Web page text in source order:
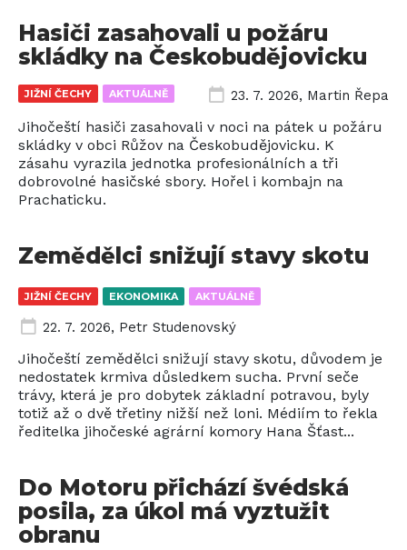
JIŽNÍ ČECHY AKTUÁLNĚ
Hasiči zasahovali u požáru
skládky na Českobudějovicku
23. 7. 2026, Martin Řepa
Jihočeští hasiči zasahovali v noci na pátek u požáru
skládky v obci Růžov na Českobudějovicku. K
zásahu vyrazila jednotka profesionálních a tři
dobrovolné hasičské sbory. Hořel i kombajn na
Prachaticku.
JIŽNÍ ČECHY EKONOMIKA AKTUÁLNĚ
Zemědělci snižují stavy skotu
22. 7. 2026, Petr Studenovský
Jihočeští zemědělci snižují stavy skotu, důvodem je
nedostatek krmiva důsledkem sucha. První seče
trávy, která je pro dobytek základní potravou, byly
totiž až o dvě třetiny nižší než loni. Médiím to řekla
ředitelka jihočeské agrární komory Hana Šťast...
Do Motoru přichází švédská
posila, za úkol má vyztužit
obranu